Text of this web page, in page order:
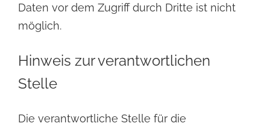
Daten vor dem Zugriff durch Dritte ist nicht
möglich.
Hinweis zur verantwortlichen
Stelle
Die verantwortliche Stelle für die